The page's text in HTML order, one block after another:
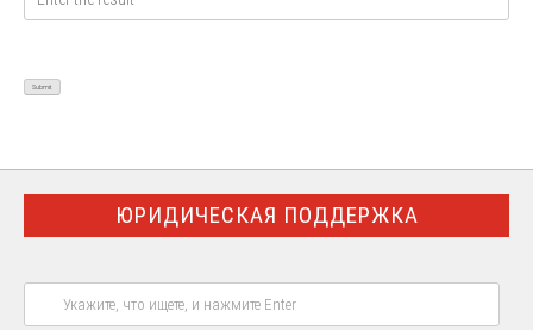
ЮРИДИЧЕСКАЯ ПОДДЕРЖКА